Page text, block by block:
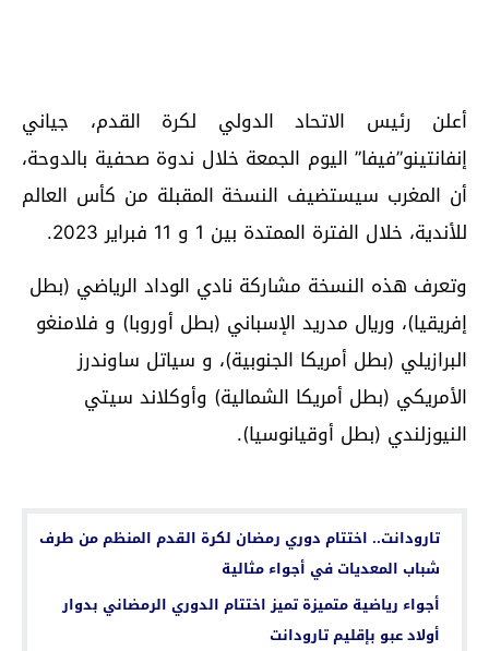
أعلن رئيس الاتحاد الدولي لكرة القدم، جياني
إنفانتينو”فيفا” اليوم الجمعة خلال ندوة صحفية بالدوحة،
أن المغرب سيستضيف النسخة المقبلة من كأس العالم
للأندية، خلال الفترة الممتدة بين 1 و 11 فبراير 2023.
وتعرف هذه النسخة مشاركة نادي الوداد الرياضي (بطل
إفريقيا)، وريال مدريد الإسباني (بطل أوروبا) و فلامنغو
البرازيلي (بطل أمريكا الجنوبية)، و سياتل ساوندرز
الأمريكي (بطل أمريكا الشمالية) وأوكلاند سيتي
النيوزلندي (بطل أوقيانوسيا).
تارودانت.. اختتام دوري رمضان لكرة القدم المنظم من طرف
شباب المعديات في أجواء مثالية
أجواء رياضية متميزة تميز اختتام الدوري الرمضاني بدوار
أولاد عبو بإقليم تارودانت